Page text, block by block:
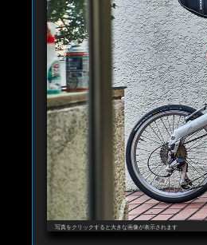
写真をクリックすると大きな画像が表示されます